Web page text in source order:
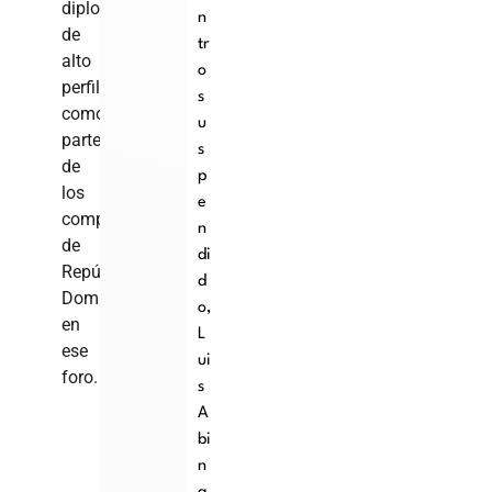
diplomáticas
de
alto
perfil,
como
parte
de
los
compromisos
de
República
Dominicana
en
ese
foro.
n
tr
o
s
u
s
p
e
n
di
d
o,
L
ui
s
A
bi
n